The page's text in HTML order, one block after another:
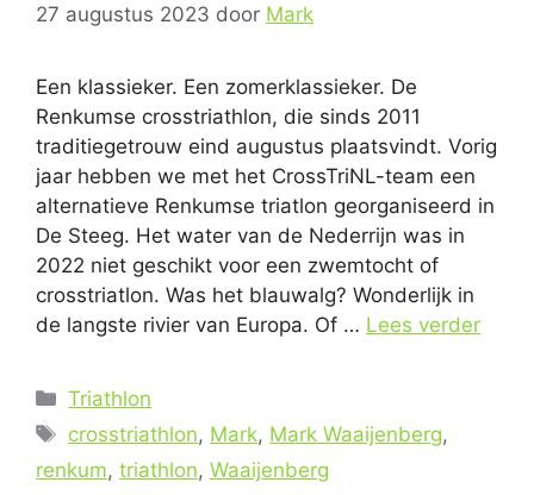
27 augustus 2023 door Mark
Een klassieker. Een zomerklassieker. De
Renkumse crosstriathlon, die sinds 2011
traditiegetrouw eind augustus plaatsvindt. Vorig
jaar hebben we met het CrossTriNL-team een
alternatieve Renkumse triatlon georganiseerd in
De Steeg. Het water van de Nederrijn was in
2022 niet geschikt voor een zwemtocht of
crosstriatlon. Was het blauwalg? Wonderlijk in
de langste rivier van Europa. Of … Lees verder
Categorieën
Triathlon
Tags
crosstriathlon, Mark, Mark Waaijenberg,
renkum, triathlon, Waaijenberg